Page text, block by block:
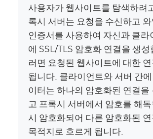
사용자가 웹사이트를 탐색하려
록시 서버는 요청을 수신하고
인증서를 사용하여 자신과 클라
에 SSL/TLS 암호화 연결을 생
러면 요청된 웹사이트에 대한
됩니다. 클라이언트와 서버 간
이터는 하나의 암호화된 연결을
고 프록시 서버에서 암호를 해
시 암호화되어 다른 암호화된
목적지로 흐르게 됩니다.